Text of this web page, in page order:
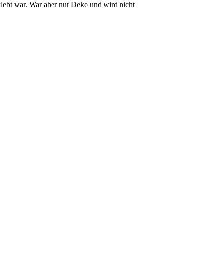
war. War aber nur Deko und wird nicht